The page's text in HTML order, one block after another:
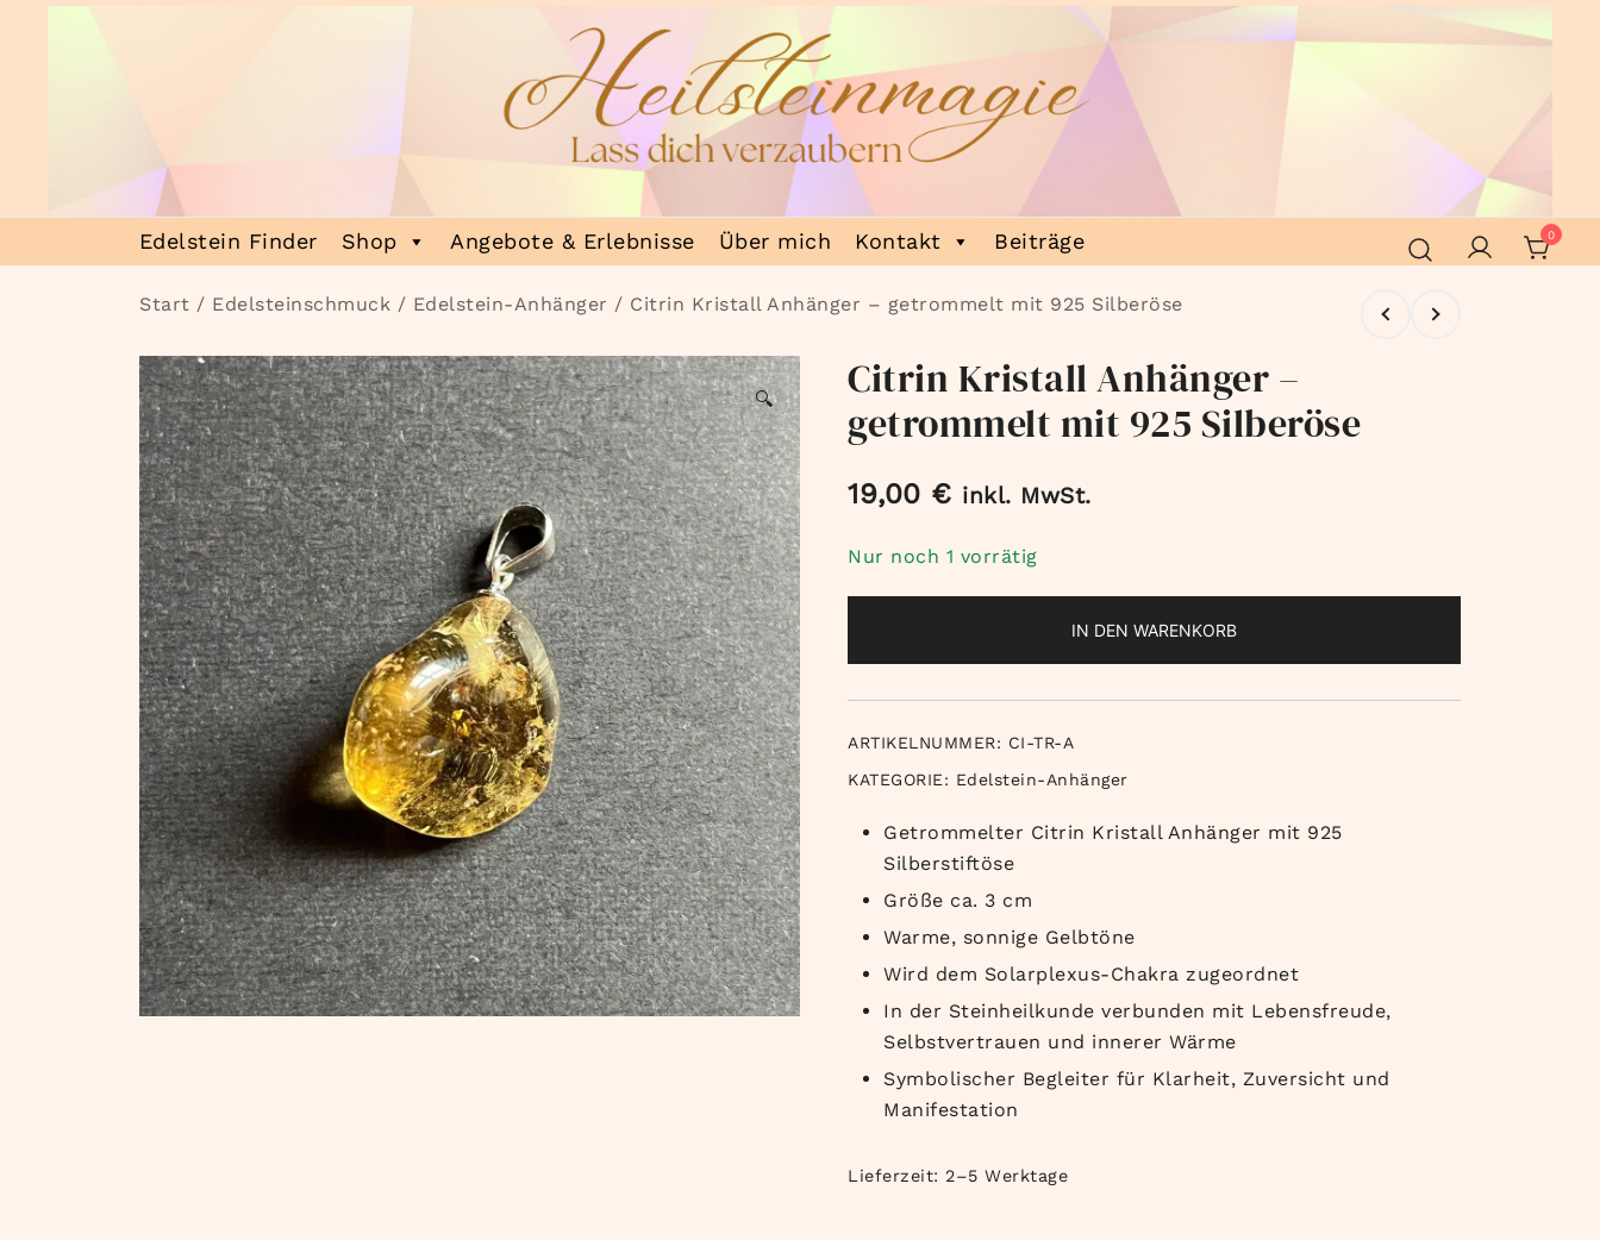
Heilsteinmagie
Lass dich verzaubern
Edelstein Finder Shop Angebote & Erlebnisse Über mich Kontakt Beiträge 0
Start / Edelsteinschmuck / Edelstein-Anhänger / Citrin Kristall Anhänger – getrommelt mit 925 Silberöse
🔍
Citrin Kristall Anhänger –
getrommelt mit 925 Silberöse
19,00 € inkl. MwSt.
Nur noch 1 vorrätig
IN DEN WARENKORB
ARTIKELNUMMER: CI-TR-A
KATEGORIE: Edelstein-Anhänger
Getrommelter Citrin Kristall Anhänger mit 925
Silberstiftöse
Größe ca. 3 cm
Warme, sonnige Gelbtöne
Wird dem Solarplexus-Chakra zugeordnet
In der Steinheilkunde verbunden mit Lebensfreude,
Selbstvertrauen und innerer Wärme
Symbolischer Begleiter für Klarheit, Zuversicht und
Manifestation
Lieferzeit: 2–5 Werktage